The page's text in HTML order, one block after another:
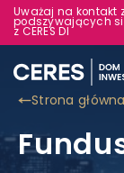
Uważaj na kontakt
podszywających
z CERES DI
Strona główna